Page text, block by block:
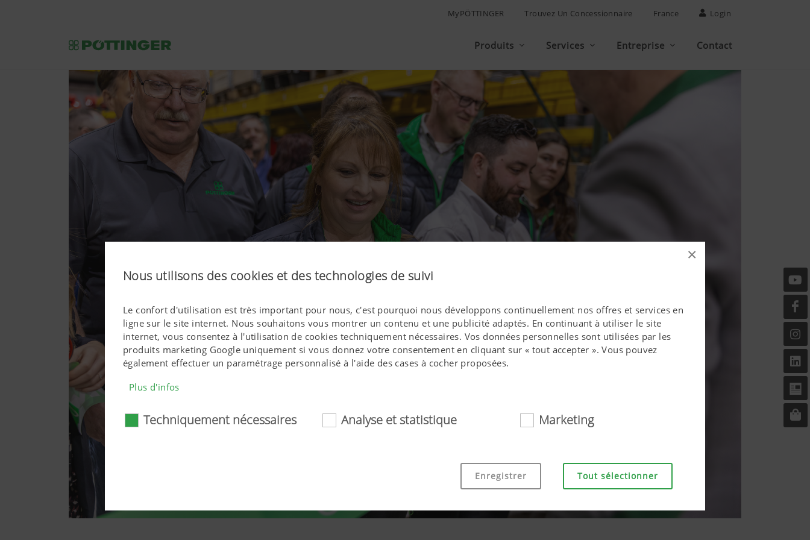
×
Nous utilisons des cookies et des technologies de suivi
Le confort d'utilisation est très important pour nous, c'est pourquoi nous développons continuellement nos offres et services en
ligne sur le site internet. Nous souhaitons vous montrer un contenu et une publicité adaptés. En continuant à utiliser le site
internet, vous consentez à l'utilisation de cookies techniquement nécessaires. Vos données personnelles sont utilisées par les
produits marketing Google uniquement si vous donnez votre consentement en cliquant sur « tout accepter ». Vous pouvez
également effectuer un paramétrage personnalisé à l'aide des cases à cocher proposées.
Certaines technologies web et cookies aident à rendre ce site internet plus accessible et convivial pour l'utilisateur. Il
s'agit notamment de certaines fonctionnalités de base, comme la navigation sur le site internet, tout comme un affichage
technologies web et cookies mentionnés.
Plus d'infos
Techniquement nécessaires Analyse et statistique Marketing
Enregistrer Tout sélectionner
MyPÖTTINGER Trouvez Un Concessionnaire France Login
Produits Services Entreprise Contact